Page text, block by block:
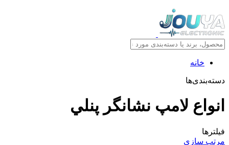
خانه
دسته‌بندی‌ها
انواع لامپ نشانگر پنلي
فیلترها
مرتب سازی